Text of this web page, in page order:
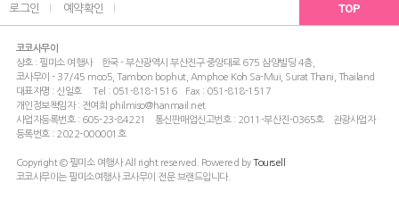
로그인 예약확인 TOP
코코사무이
상호 : 필미소 여행사 한국 - 부산광역시 부산진구 중앙대로 675 삼양빌딩 4층,
코사무이 - 37/45 moo5, Tambon bophut, Amphoe Koh Sa-Mui, Surat Thani, Thailand
대표자명 : 신일호 Tel : 051-818-1516 Fax : 051-818-1517
개인정보책임자 : 전여희 philmiso@hanmail.net
사업자등록번호 : 605-23-84221 통신판매업신고번호 : 2011-부산진-0365호 관광사업자
등록번호 : 2022-000001호
Copyright © 필미소 여행사 All right reserved. Powered byToursell
코코사무이는 필미소여행사 코사무이 전문 브랜드입니다.